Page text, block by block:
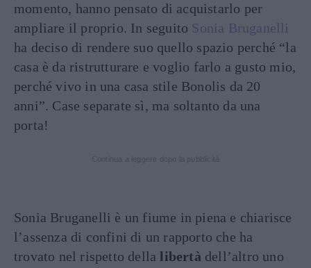
momento, hanno pensato di acquistarlo per
ampliare il proprio. In seguito Sonia Bruganelli
ha deciso di rendere suo quello spazio perché “la
casa è da ristrutturare e voglio farlo a gusto mio,
perché vivo in una casa stile Bonolis da 20
anni”. Case separate sì, ma soltanto da una
porta!
Sonia Bruganelli è un fiume in piena e chiarisce
l’assenza di confini di un rapporto che ha
trovato nel rispetto della libertà dell’altro uno